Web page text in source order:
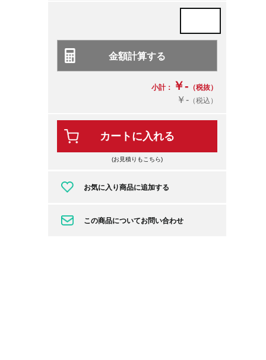
小計： ￥- （税抜）
￥-（税込）
カートに入れる
(お見積りもこちら)
お気に入り商品に追加する
この商品についてお問い合わせ